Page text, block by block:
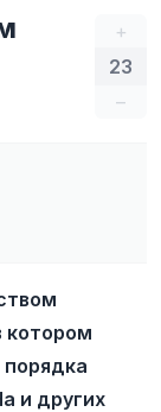
+
23
–
котором
и других